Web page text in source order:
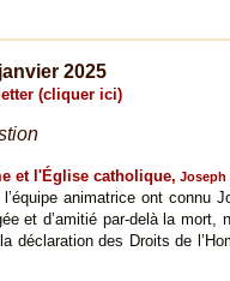
2025
(cliquer ici)
et l'Église catholique, Joseph
animatrice ont connu
et d’amitié par-delà la
déclaration des Droits de